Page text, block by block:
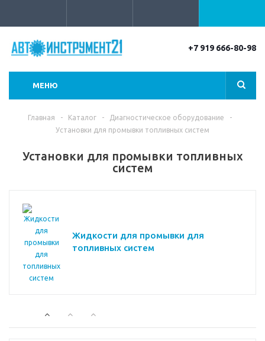
+7 919 666-80-98
МЕНЮ
Главная - Каталог - Диагностическое оборудование
-
Установки для промывки топливных систем
Установки для промывки топливных
систем
Жидкости для промывки для
топливных систем